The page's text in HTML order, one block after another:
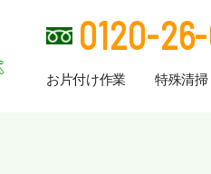
0120-
お片付け作業 特殊清掃